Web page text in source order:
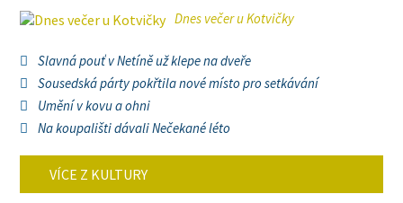
Dnes večer u Kotvičky
Slavná pouť v Netíně už klepe na dveře
Sousedská párty pokřtila nové místo pro setkávání
Umění v kovu a ohni
Na koupališti dávali Nečekané léto
VÍCE Z KULTURY